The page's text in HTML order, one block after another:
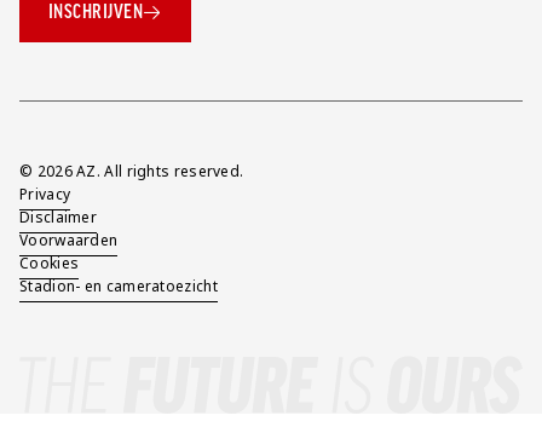
INSCHRIJVEN
Overig
© 2026 AZ. All rights reserved.
Privacy
Disclaimer
Voorwaarden
Cookies
Stadion- en cameratoezicht